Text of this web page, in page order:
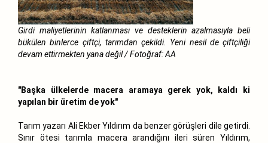
Girdi maliyetlerinin katlanması ve desteklerin azalmasıyla beli
bükülen binlerce çiftçi, tarımdan çekildi. Yeni nesil de çiftçiliği
devam ettirmekten yana değil / Fotoğraf: AA
"Başka ülkelerde macera aramaya gerek yok, kaldı ki
yapılan bir üretim de yok"
Tarım yazarı Ali Ekber Yıldırım da benzer görüşleri dile getirdi.
Sınır ötesi tarımla macera arandığını ileri süren Yıldırım,